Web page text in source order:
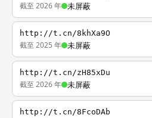
截至 2026 年 未屏蔽
http://t.cn/8khXa9O
截至 2025 年 未屏蔽
http://t.cn/zH85xDu
截至 2026 年 未屏蔽
http://t.cn/8FcoDAb